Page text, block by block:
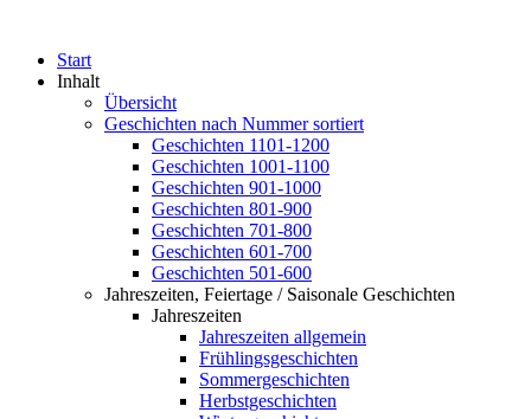
Start
Inhalt
Übersicht
Geschichten nach Nummer sortiert
Geschichten 1101-1200
Geschichten 1001-1100
Geschichten 901-1000
Geschichten 801-900
Geschichten 701-800
Geschichten 601-700
Geschichten 501-600
Jahreszeiten, Feiertage / Saisonale Geschichten
Jahreszeiten
Jahreszeiten allgemein
Frühlingsgeschichten
Sommergeschichten
Herbstgeschichten